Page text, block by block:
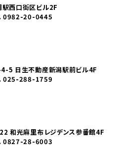
西口街区ビル2F
0982-20-0445
5 日生不動産新潟駅前ビル4F
025-288-1759
和光麻里布レジデンス参番館4F
0827-28-6003